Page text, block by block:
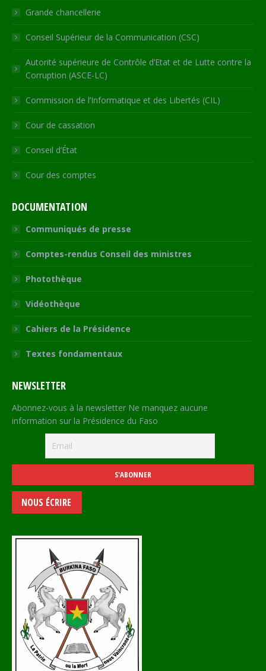
Grande chancellerie
Conseil Supérieur de la Communication (CSC)
Autorité supérieure de Contrôle d’Etat et de Lutte contre la
Corruption (ASCE-LC)
Commission de l’Informatique et des Libertés (CIL)
Cour de cassation
Conseil d’État
Cour des comptes
DOCUMENTATION
Communiqués de presse
Comptes-rendus Conseil des ministres
Photothèque
Vidéothèque
Cahiers de la Présidence
Textes fondamentaux
NEWSLETTER
Abonnez-vous à la newsletter Ne manquez aucune
information sur la Présidence du Faso
NOUS ÉCRIRE